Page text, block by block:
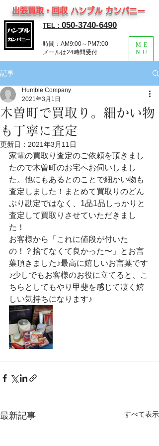
TEL： 050-3740-6490
出張買取・回収 ハンブル カンパニー
ME
NU
時間：AM9:00～PM7:00
​メールは24時間受付
記事
木曽町で買取り。細かい物
も丁寧に査定
Humble Company
2021年3月1日
更新日： 2021年3月11日
家電の買取り査定のご依頼を頂きまし
たので木曽町のお宅へお伺いしまし
た。他にもあるとのことで細かい物も
査定しました！まとめて買取りのどん
ぶり勘定ではなく、1品1品しっかりと
査定して買取りさせていただきまし
た！
お客様から「これに値段が付いた
の！？捨てなくて良かった〜」とお言
葉頂きました♪最高に嬉しいお言葉です
♪少しでもお客様のお役に立てると、こ
ちらとしてもやり甲斐を感じて凄く嬉
しい気持ちになります♪
最新記事 すべて表示